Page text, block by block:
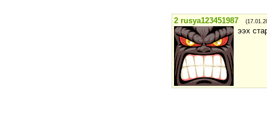
2 rusya123451987
ээх